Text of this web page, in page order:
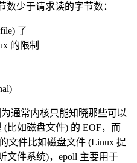
数少于请求读的字节数：
了
的限制
通常内核只能知晓那些可以
(比如磁盘文件) 的 EOF，而
文件比如磁盘文件 (Linux 提
文件系统)，epoll 主要用于